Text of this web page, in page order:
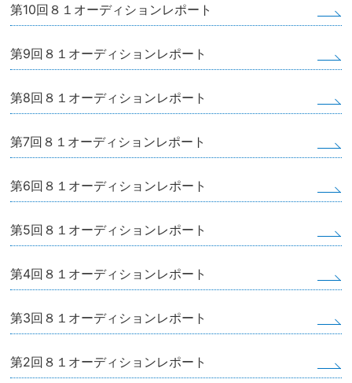
第10回８１オーディションレポート
第9回８１オーディションレポート
第8回８１オーディションレポート
第7回８１オーディションレポート
第6回８１オーディションレポート
第5回８１オーディションレポート
第4回８１オーディションレポート
第3回８１オーディションレポート
第2回８１オーディションレポート